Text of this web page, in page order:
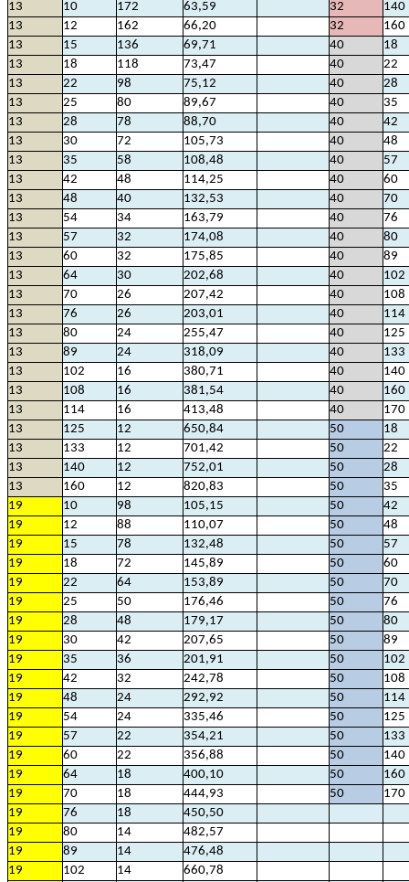
13 10 172 63,59 32
140
13
12 162 66,20 32
160
13
15 136 69,71 40
18
13
18 118 73,47 40
22
13
22 98 75,12 40
28
13
25 80 89,67 40
35
13
28 78 88,70 40
42
13
30 72 105,73 40
48
13
35 58 108,48 40
57
13
42 48 114,25 40
60
13
48 40 132,53 40
70
13
54 34 163,79 40
76
13
57 32 174,08 40
80
13
60 32 175,85 40
89
13
64 30 202,68 40
102
13
70 26 207,42 40
108
13
76 26 203,01 40
114
13
80 24 255,47 40
125
13
89 24 318,09 40
133
13
102 16 380,71 40
140
13
108 16 381,54 40
160
13
114 16 413,48 40
170
13
125 12 650,84 50
18
13
133 12 701,42 50
22
13
140 12 752,01 50
28
13
160 12 820,83 50
35
19
10 98 105,15 50
42
19
12 88 110,07 50
48
19
15 78 132,48 50
57
19
18 72 145,89 50
60
19
22 64 153,89 50
70
19
25 50 176,46 50
76
19
28 48 179,17 50
80
19
30 42 207,65 50
89
19
35 36 201,91 50
102
19
42 32 242,78 50
108
19
48 24 292,92 50
114
19
54 24 335,46 50
125
19
57 22 354,21 50
133
19
60 22 356,88 50
140
19
64 18 400,10 50
160
19
70 18 444,93 50
170
19
76 18
450,50
19
80 14
482,57
19
89 14
476,48
19
102 14
660,78